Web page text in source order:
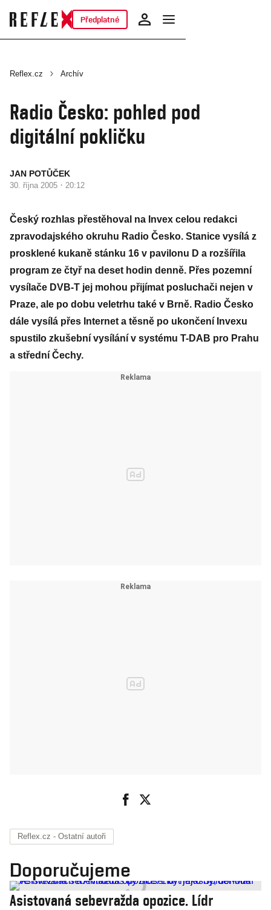
Předplatné
Reflex.cz Archív
Radio Česko: pohled pod
digitální pokličku
JAN POTŮČEK
30. října 2005 · 20:12
Český rozhlas přestěhoval na Invex celou redakci
zpravodajského okruhu Radio Česko. Stanice vysílá z
prosklené kukaně stánku 16 v pavilonu D a rozšířila
program ze čtyř na deset hodin denně. Přes pozemní
vysílače DVB-T jej mohou přijímat posluchači nejen v
Praze, ale po dobu veletrhu také v Brně. Radio Česko
dále vysílá přes Internet a těsně po ukončení Invexu
spustilo zkušební vysílání v systému T-DAB pro Prahu
a střední Čechy.
Reflex.cz - Ostatní autoři
Doporučujeme
Asistovaná sebevražda opozice. Lídr